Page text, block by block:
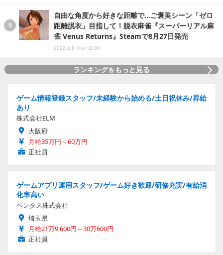
自由な角度から好きな距離で…ご褒美シーン「ゼロ
距離脱衣」目指して！脱衣麻雀『スーパーリアル麻
雀 Venus Returns』Steamで8月27日発売
2026.8.6 Thu 12:00
ランキングをもっと見る
ゲーム情報登録スタッフ/未経験から始める/土日祝休み/昇給
あり
株式会社ELM
大阪府
月給35万円～60万円
正社員
ゲームアプリ運用スタッフ/ゲーム好き歓迎/研修充実/有給消
化率高い
ベンタス株式会社
埼玉県
月給21万9,600円～30万600円
正社員